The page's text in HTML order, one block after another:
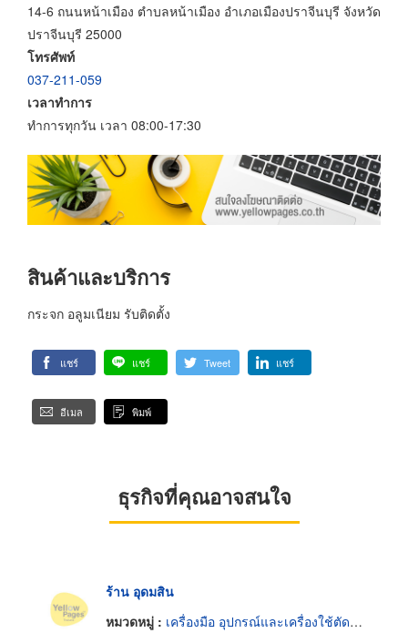
14-6 ถนนหน้าเมือง ตำบลหน้าเมือง อำเภอเมืองปราจีนบุรี จังหวัด
ปราจีนบุรี 25000
โทรศัพท์
037-211-059
เวลาทำการ
ทำการทุกวัน เวลา 08:00-17:30
สินค้าและบริการ
กระจก อลูมเนียม รับติดตั้ง
แชร์ แชร์ Tweet แชร์
อีเมล พิมพ์
ธุรกิจที่คุณอาจสนใจ
ร้าน อุดมสิน
หมวดหมู่ : เครื่องมือ อุปกรณ์และเครื่องใช้ตัดและตกแต่งกระจก